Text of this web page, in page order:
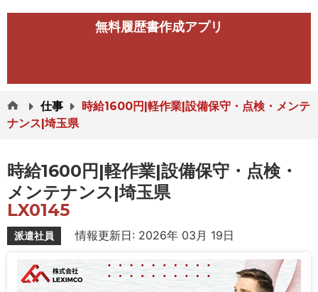
無料履歴書作成アプリ
仕事
時給1600円|軽作業|設備保守・点検・メンテ
ナンス|埼玉県
時給1600円|軽作業|設備保守・点検・
メンテナンス|埼玉県
LX0145
派遣社員 情報更新日: 2026年 03月 19日